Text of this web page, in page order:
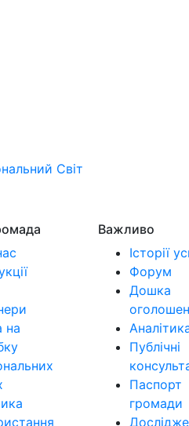
Світ
на
Важливо
Історії
Форум
Дошка
Публічні
Паспорт
громади